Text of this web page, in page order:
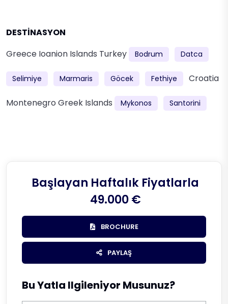
DESTİNASYON
Greece Ioanion Islands Turkey Bodrum Datca
Selimiye Marmaris Göcek Fethiye Croatia
Montenegro Greek Islands Mykonos Santorini
Başlayan Haftalık Fiyatlarla
49.000 €
BROCHURE
PAYLAŞ
Bu Yatla Ilgileniyor Musunuz?